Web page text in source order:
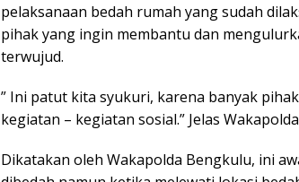
pelaksanaan bedah rumah yang sudah
pihak yang ingin membantu dan
terwujud.
” Ini patut kita syukuri, karena banyak
kegiatan – kegiatan sosial.” Jelas
Dikatakan oleh Wakapolda Bengkulu, ini